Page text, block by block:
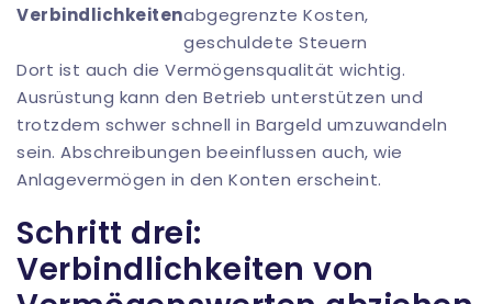
Verbindlichkeitenabgegrenzte Kosten,
geschuldete Steuern
Dort ist auch die Vermögensqualität wichtig.
Ausrüstung kann den Betrieb unterstützen und
trotzdem schwer schnell in Bargeld umzuwandeln
sein. Abschreibungen beeinflussen auch, wie
Anlagevermögen in den Konten erscheint.
Schritt drei:
Verbindlichkeiten von